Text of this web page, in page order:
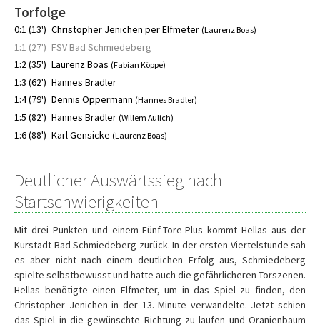
Torfolge
0:1 (13') Christopher Jenichen per Elfmeter (Laurenz Boas)
1:1 (27') FSV Bad Schmiedeberg
1:2 (35') Laurenz Boas (Fabian Köppe)
1:3 (62') Hannes Bradler
1:4 (79') Dennis Oppermann (Hannes Bradler)
1:5 (82') Hannes Bradler (Willem Aulich)
1:6 (88') Karl Gensicke (Laurenz Boas)
Deutlicher Auswärtssieg nach
Startschwierigkeiten
Mit drei Punkten und einem Fünf-Tore-Plus kommt Hellas aus der
Kurstadt Bad Schmiedeberg zurück. In der ersten Viertelstunde sah
es aber nicht nach einem deutlichen Erfolg aus, Schmiedeberg
spielte selbstbewusst und hatte auch die gefährlicheren Torszenen.
Hellas benötigte einen Elfmeter, um in das Spiel zu finden, den
Christopher Jenichen in der 13. Minute verwandelte. Jetzt schien
das Spiel in die gewünschte Richtung zu laufen und Oranienbaum